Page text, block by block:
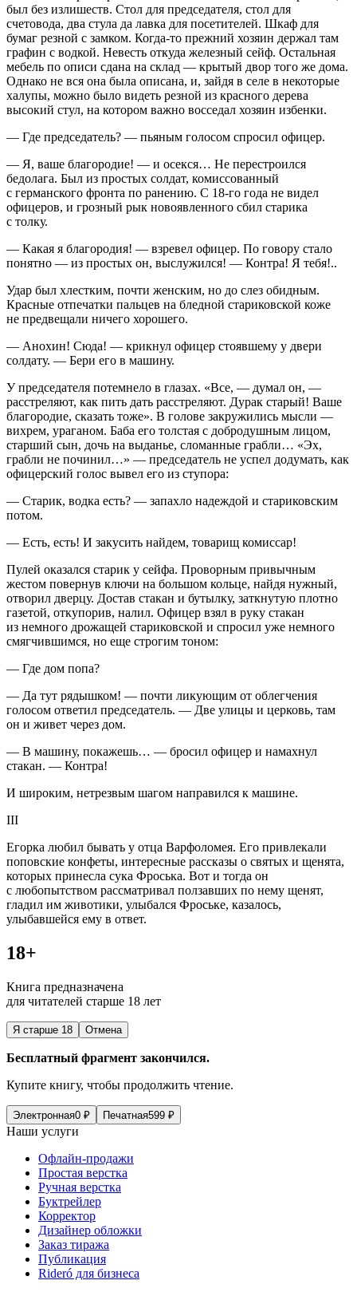
был без излишеств. Стол для председателя, стол для
счетовода, два стула да лавка для посетителей. Шкаф для
бумаг резной с замком. Когда-то прежний хозяин держал там
графин с водкой. Невесть откуда железный сейф. Остальная
мебель по описи сдана на склад — крытый двор того же дома.
Однако не вся она была описана, и, зайдя в селе в некоторые
халупы, можно было видеть резной из красного дерева
высокий стул, на котором важно восседал хозяин избенки.
— Где председатель? — пьяным голосом спросил офицер.
— Я, ваше благородие! — и осекся… Не перестроился
бедолага. Был из простых солдат, комиссованный
с германского фронта по ранению. С 18-го года не видел
офицеров, и грозный рык новоявленного сбил старика
с толку.
— Какая я благородия! — взревел офицер. По говору стало
понятно — из простых он, выслужился! — Контра! Я тебя!..
Удар был хлестким, почти женским, но до слез обидным.
Красные отпечатки пальцев на бледной стариковской коже
не предвещали ничего хорошего.
— Анохин! Сюда! — крикнул офицер стоявшему у двери
солдату. — Бери его в машину.
У председателя потемнело в глазах. «Все, — думал он, —
расстреляют, как пить дать расстреляют. Дурак старый! Ваше
благородие, сказать тоже». В голове закружились мысли —
вихрем, ураганом. Баба его толстая с добродушным лицом,
старший сын, дочь на выданье, сломанные грабли… «Эх,
грабли не починил…» — председатель не успел додумать, как
офицерский голос вывел его из ступора:
— Старик, водка есть? — запахло надеждой и стариковским
потом.
— Есть, есть! И закусить найдем, товарищ комиссар!
Пулей оказался старик у сейфа. Проворным привычным
жестом повернув ключи на большом кольце, найдя нужный,
отворил дверцу. Достав стакан и бутылку, заткнутую плотно
газетой, откупорив, налил. Офицер взял в руку стакан
из немного дрожащей стариковской и спросил уже немного
смягчившимся, но еще строгим тоном:
— Где дом попа?
— Да тут рядышком! — почти ликующим от облегчения
голосом ответил председатель. — Две улицы и церковь, там
он и живет через дом.
— В машину, покажешь… — бросил офицер и намахнул
стакан. — Контра!
И широким, нетрезвым шагом направился к машине.
III
Егорка любил бывать у отца Варфоломея. Его привлекали
поповские конфеты, интересные рассказы о святых и щенята,
которых принесла сука Фроська. Вот и тогда он
с любопытством рассматривал ползавших по нему щенят,
гладил им животики, улыбался Фроське, казалось,
улыбавшейся ему в ответ.
18+
Книга предназначена
для читателей старше 18 лет
Я старше 18 Отмена
Бесплатный фрагмент закончился.
Купите книгу, чтобы продолжить чтение.
Электронная0 ₽ Печатная599 ₽
Наши услуги
Офлайн-продажи
Простая верстка
Ручная верстка
Буктрейлер
Корректор
Дизайнер обложки
Заказ тиража
Публикация
Rideró для бизнеса